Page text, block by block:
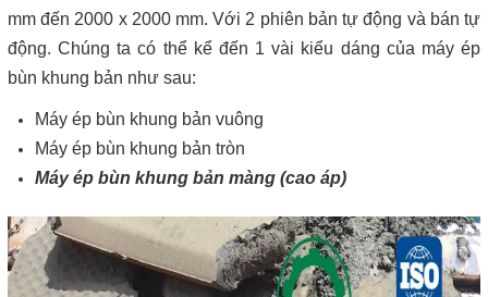
mm đến 2000 x 2000 mm. Với 2 phiên bản tự động và bán tự
động. Chúng ta có thể kể đến 1 vài kiểu dáng của máy ép
bùn khung bản như sau:
Máy ép bùn khung bản vuông
Máy ép bùn khung bản tròn
Máy ép bùn khung bản màng (cao áp)